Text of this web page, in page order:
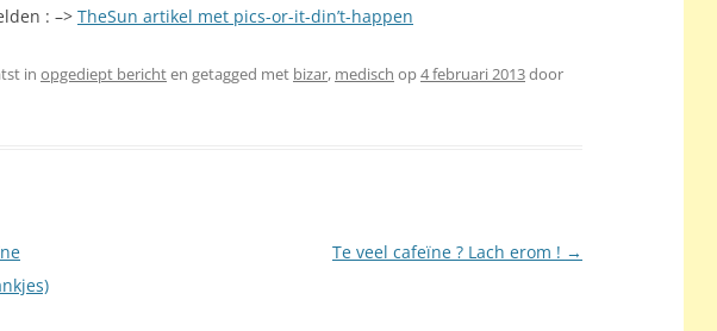
: –> TheSun artikel met pics-or-it-din’t-happen
in opgediept berichten getagged met bizar, medisch op4 februari 2013door
Te veel cafeïne ? Lach erom ! →